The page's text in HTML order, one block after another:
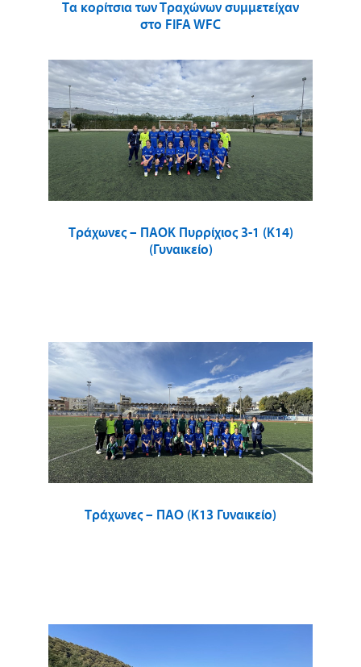
Τα κορίτσια των Τραχώνων συμμετείχαν
στο FIFA WFC
Τράχωνες – ΠΑΟΚ Πυρρίχιος 3-1 (Κ14)
(Γυναικείο)
Τράχωνες – ΠΑΟ (Κ13 Γυναικείο)